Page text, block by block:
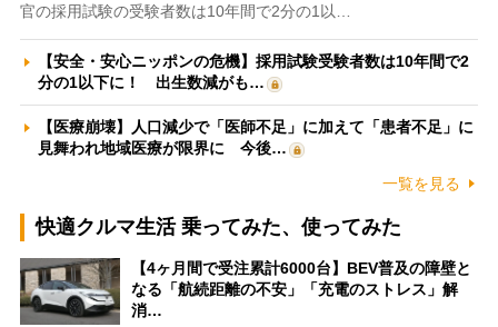
官の採用試験の受験者数は10年間で2分の1以…
【安全・安心ニッポンの危機】採用試験受験者数は10年間で2
分の1以下に！ 出生数減がも…
【医療崩壊】人口減少で「医師不足」に加えて「患者不足」に
見舞われ地域医療が限界に 今後…
一覧を見る
快適クルマ生活 乗ってみた、使ってみた
【4ヶ月間で受注累計6000台】BEV普及の障壁と
なる「航続距離の不安」「充電のストレス」解
消…